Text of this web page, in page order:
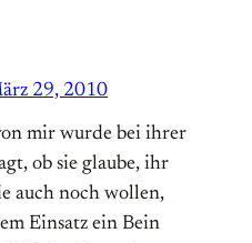
29, 2010
mir wurde bei ihrer
ob sie glaube, ihr
auch noch wollen,
Einsatz ein Bein